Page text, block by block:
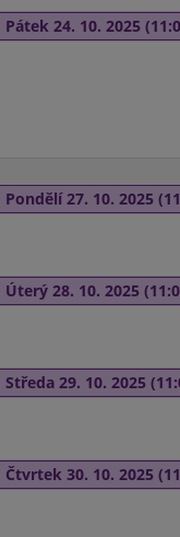
Pátek 24. 10. 2025
Pondělí 27. 10. 2025
Úterý 28. 10. 2025
Středa 29. 10. 2025
Čtvrtek 30. 10. 2025